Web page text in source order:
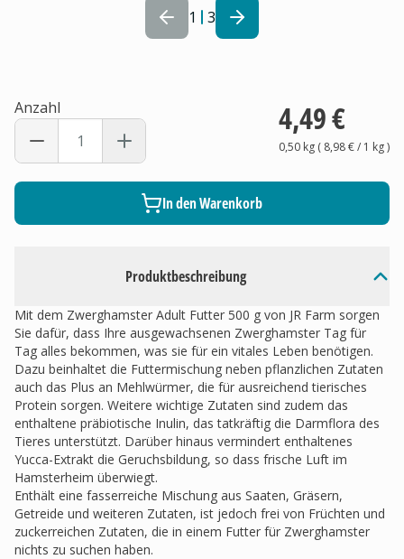
1 3
Produktbeschreibung
Mit dem Zwerghamster Adult Futter 500 g von JR Farm sorgen
Sie dafür, dass Ihre ausgewachsenen Zwerghamster Tag für
Tag alles bekommen, was sie für ein vitales Leben benötigen.
Dazu beinhaltet die Futtermischung neben pflanzlichen Zutaten
auch das Plus an Mehlwürmer, die für ausreichend tierisches
Protein sorgen. Weitere wichtige Zutaten sind zudem das
enthaltene präbiotische Inulin, das tatkräftig die Darmflora des
Tieres unterstützt. Darüber hinaus vermindert enthaltenes
Yucca-Extrakt die Geruchsbildung, so dass frische Luft im
Hamsterheim überwiegt.
Enthält eine fasserreiche Mischung aus Saaten, Gräsern,
Getreide und weiteren Zutaten, ist jedoch frei von Früchten und
zuckerreichen Zutaten, die in einem Futter für Zwerghamster
nichts zu suchen haben.
Anzahl 4,49 €
0,50 kg( 8,98 €/ 1 kg)
In den Warenkorb